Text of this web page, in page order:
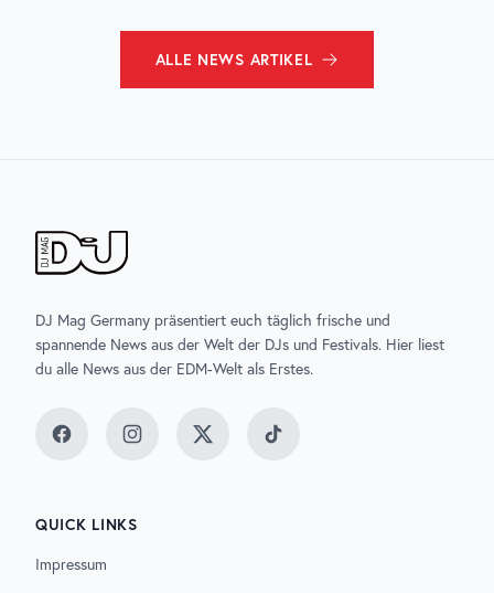
ALLE NEWS ARTIKEL
DJ Mag Germany präsentiert euch täglich frische und
spannende News aus der Welt der DJs und Festivals. Hier liest
du alle News aus der EDM-Welt als Erstes.
FacebookInstagramTwitter TikTok
QUICK LINKS
Impressum